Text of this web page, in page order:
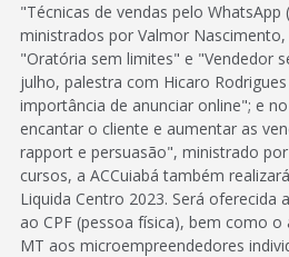
"Técnicas de vendas pelo
ministrados por Valmor
"Oratória sem limites" e "Vendedor
julho, palestra com Hicaro
importância de anunciar online"; e
encantar o cliente e aumentar as
rapport e persuasão", ministrado
cursos, a ACCuiabá também
Liquida Centro 2023. Será oferecida
ao CPF (pessoa física), bem como
MT aos microempreendedores